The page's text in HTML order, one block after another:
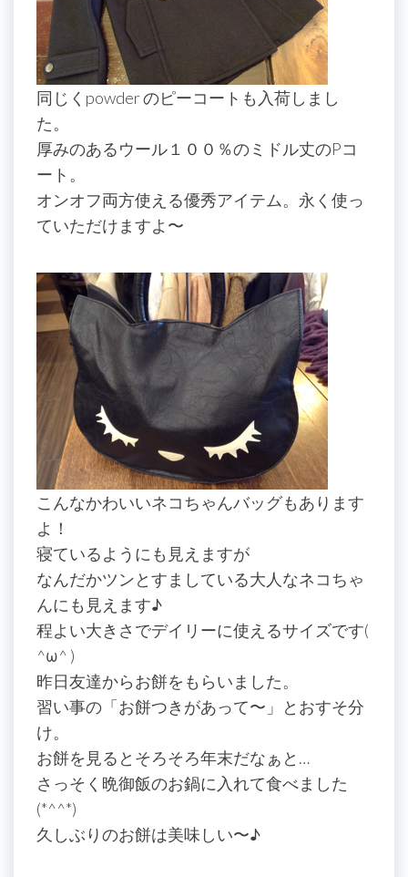
同じくpowder のピーコートも入荷しまし
た。
厚みのあるウール１００％のミドル丈のPコ
ート。
オンオフ両方使える優秀アイテム。永く使っ
ていただけますよ〜
こんなかわいいネコちゃんバッグもあります
よ！
寝ているようにも見えますが
なんだかツンとすましている大人なネコちゃ
んにも見えます♪
程よい大きさでデイリーに使えるサイズです(
^ω^ )
昨日友達からお餅をもらいました。
習い事の「お餅つきがあって〜」とおすそ分
け。
お餅を見るとそろそろ年末だなぁと…
さっそく晩御飯のお鍋に入れて食べました
(*^^*)
久しぶりのお餅は美味しい〜♪